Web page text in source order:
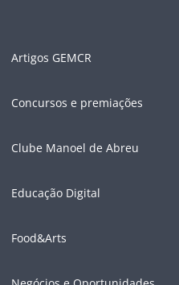
Artigos GEMCR
Concursos e premiações
Clube Manoel de Abreu
Educação Digital
Food&Arts